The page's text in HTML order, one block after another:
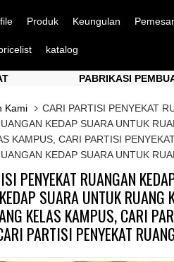
Produk Keungulan
katalog
PABRIKASI PEMBUATAN
Kami
CARI PARTISI PENYEKAT
KEDAP SUARA UNTUK
KAMPUS, CARI PARTISI
KEDAP SUARA UNTUK
PENYEKAT RUANGAN
SUARA UNTUK
KELAS KAMPUS, CARI
PARTISI PENYEKAT